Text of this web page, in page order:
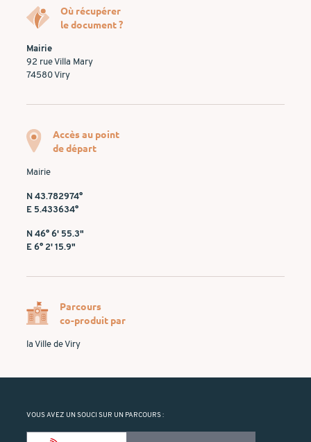
Où récupérer
le document ?
Mairie
92 rue Villa Mary
74580 Viry
Accès au point
de départ
Mairie
N 43.782974°
E 5.433634°
N 46° 6' 55.3"
E 6° 2' 15.9"
Parcours
co-produit par
la Ville de Viry
VOUS AVEZ UN SOUCI SUR UN PARCOURS :